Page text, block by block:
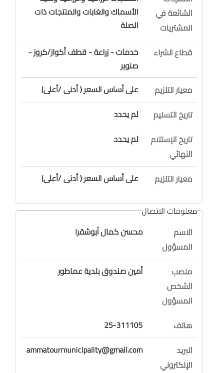
الشائعة في
المشتريات
الأسماك والغابات والمنتجات ذات
الصلة
قطاع الشراء
خدمات - زراعة - قطف أكواز/كروز -
صنوبر
معيار التلزيم
على أساس السعر ( أدنى /أعلى)
تاريخ التسليم
لم يحدد
تاريخ الإستلام
النهائي
لم يحدد
معيار التلزيم على أساس السعر ( أدنى /أعلى)
معلومات الاتصال
الاسم
المسؤول
محسن كمال أبوشقرا
منصب
الشخص
المسؤول
أمين صندوق بلدية عماطور
هاتف
25-311105
البريد
الإلكتروني
ammatourmunicipality@gmail.com